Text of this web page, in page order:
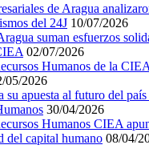
de Aragua
del 24J 10/07/2026
suman esfuerzos
02/07/2026
Humanos de la
05/2026
apuesta al futuro del país
30/04/2026
Humanos CIEA
del capital humano 08/04/